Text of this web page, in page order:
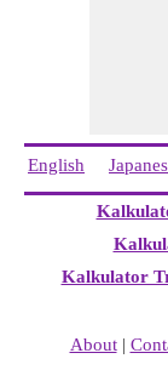
English
Kalkulator
About|